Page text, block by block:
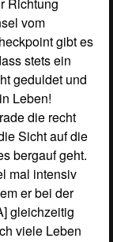
könnt ihr
steuern wollt.
über einen
letzten Level
haben
sich